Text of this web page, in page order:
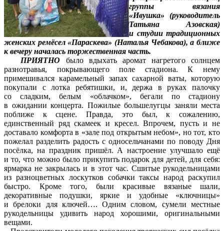
группы вязания
«Ивушка» (руководитель
Татьяна Азовская)
и студии традиционных
женских ремёсел «Параскева» (Наталья Чебакова), а ближе
к вечеру началась торжественная часть.
ПРИЯТНО было вдыхать аромат нагретого солнцем
разнотравья, покрывающего поле стадиона. К нему
примешивался карамельный запах сахарной ваты, которую
покупали с лотка ребятишки, и, держа в руках палочку
со сладким, белым «облачком», бегали по стадиону
в ожидании концерта. Пожилые большелугцы заняли места
поближе к сцене. Правда, это был, к сожалению,
единственный ряд скамеек и кресел. Впрочем, пусть и не
доставало комфорта в «зале под открытым небом», но тот, кто
пожелал разделить радость с односельчанами по поводу Дня
посёлка, на праздник пришёл. А настроение улучшало ещё
и то, что можно было прикупить подарок для детей, для себя:
ярмарка не закрылась и в этот час. Сшитые рукодельницами
из разноцветных лоскутков собачки таксы народ раскупил
быстро. Кроме того, были красивые вязаные шали,
декоративные подушки, яркие и удобные «ключницы»
и брелоки для ключей…. Одним словом, сумели местные
рукодельницы удивить народ хорошими, оригинальными
вещами.